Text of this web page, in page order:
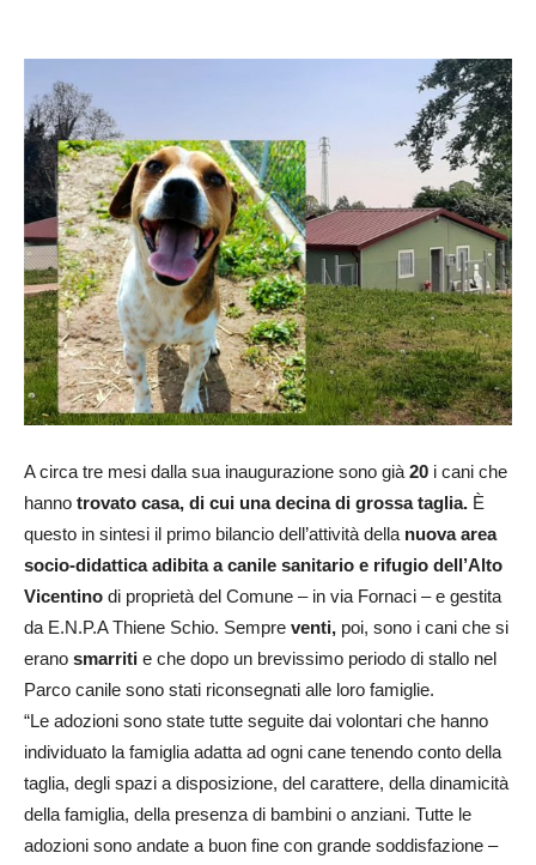
A circa tre mesi dalla sua inaugurazione sono già 20 i cani che
hanno trovato casa, di cui una decina di grossa taglia. È
questo in sintesi il primo bilancio dell’attività della nuova area
socio-didattica adibita a canile sanitario e rifugio dell’Alto
Vicentino di proprietà del Comune – in via Fornaci – e gestita
da E.N.P.A Thiene Schio. Sempre venti, poi, sono i cani che si
erano smarriti e che dopo un brevissimo periodo di stallo nel
Parco canile sono stati riconsegnati alle loro famiglie.
“Le adozioni sono state tutte seguite dai volontari che hanno
individuato la famiglia adatta ad ogni cane tenendo conto della
taglia, degli spazi a disposizione, del carattere, della dinamicità
della famiglia, della presenza di bambini o anziani. Tutte le
adozioni sono andate a buon fine con grande soddisfazione –